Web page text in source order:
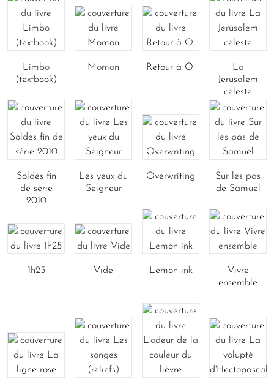
Limbo
(textbook)
Momon Retour à O.
La
Jerusalem
céleste
Soldes fin
de série
2010
Les yeux du
Seigneur
Overwriting
Sur les pas
de Samuel
1h25 Vide Lemon ink
Vivre
ensemble